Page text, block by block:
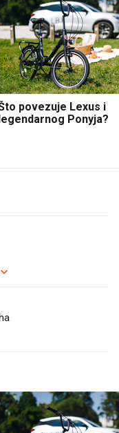
povezuje Lexus i
Ponyja?